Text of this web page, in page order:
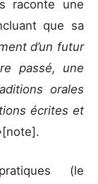
raconte une
que sa
d’un futur
passé, une
orales
écrites et
[note].
(le